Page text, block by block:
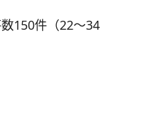
150件（22～34